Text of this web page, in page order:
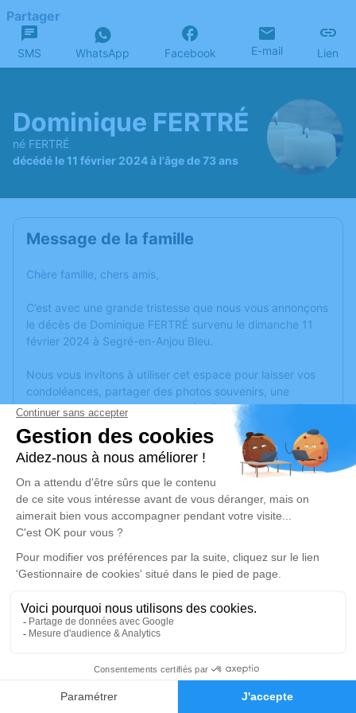
Faire-part Hommages
Partager
SMS WhatsApp Facebook E-mail Lien
Dominique FERTRÉ
né FERTRÉ
décédé le 11 février 2024 à l'âge de 73 ans
Message de la famille
Chère famille, chers amis,
C’est avec une grande tristesse que nous vous annonçons
le décès de Dominique FERTRÉ survenu le dimanche 11
février 2024 à Segré-en-Anjou Bleu.
Nous vous invitons à utiliser cet espace pour laisser vos
condoléances, partager des photos souvenirs, une
anecdote ou exprimer vos pensées à travers des poèmes
ou des textes. Cet endroit est un lieu d'expression dédié à
honorer la mémoire de Dominique FERTRÉ.
Un service de plantation d’arbre hommage estdisponible
jeudi 15 février 2024 à 14h30
Église de Noyant-la-Gravoyère
49520 Noyant-la-Gravoyère
Je rends hommage